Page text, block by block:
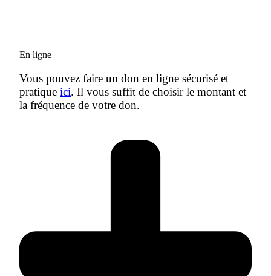
En ligne
Vous pouvez faire un don en ligne sécurisé et
pratique ici. Il vous suffit de choisir le montant et
la fréquence de votre don.